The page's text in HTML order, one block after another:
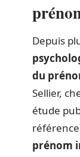
Depuis
du
Sellier,
étude
prénom